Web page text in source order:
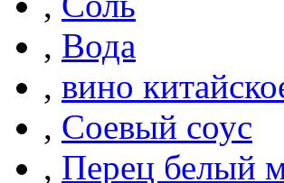
, Вода
, вино
, Соевый соус
, Перец белый